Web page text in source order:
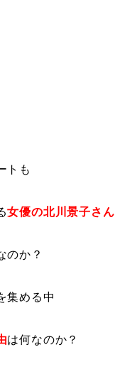
トも
女優の北川景子さん
のか？
集める中
は何なのか？